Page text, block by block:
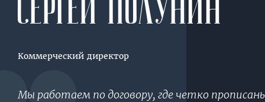
Коммерческий директор
Мы работаем по договору, где четко